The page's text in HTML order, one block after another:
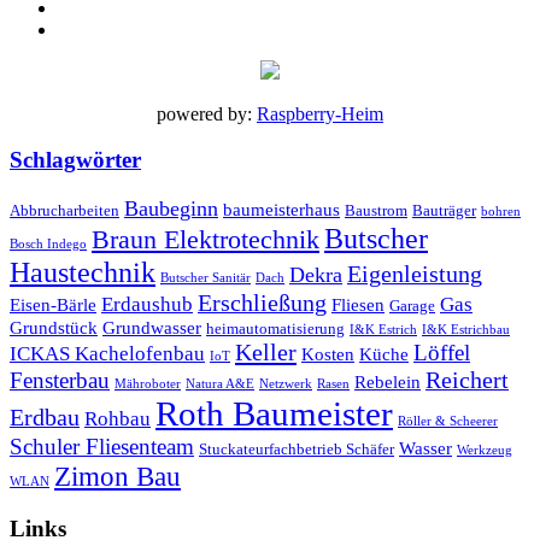
powered by: Raspberry-Heim
Schlagwörter
Abbrucharbeiten Baubeginn baumeisterhaus Baustrom Bauträger bohren
Bosch Indego Braun ElektrotechnikButscher
Haustechnik Butscher Sanitär Dach Dekra Eigenleistung
Eisen-Bärle Erdaushub Erschließung Fliesen Garage Gas
Grundstück Grundwasser heimautomatisierung I&K Estrich I&K Estrichbau
ICKAS Kachelofenbau IoT Keller Kosten Küche Löffel
Fensterbau Mähroboter Natura A&E Netzwerk Rasen Rebelein Reichert
Erdbau Rohbau Roth Baumeister Röller & Scheerer
Schuler Fliesenteam Stuckateurfachbetrieb Schäfer Wasser Werkzeug
WLAN Zimon Bau
Links